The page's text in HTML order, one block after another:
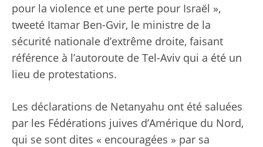
pour la violence et une perte pour Israël »,
tweeté Itamar Ben-Gvir, le ministre de la
sécurité nationale d’extrême droite, faisant
référence à l’autoroute de Tel-Aviv qui a été un
lieu de protestations.
Les déclarations de Netanyahu ont été saluées
par les Fédérations juives d’Amérique du Nord,
qui se sont dites « encouragées » par sa